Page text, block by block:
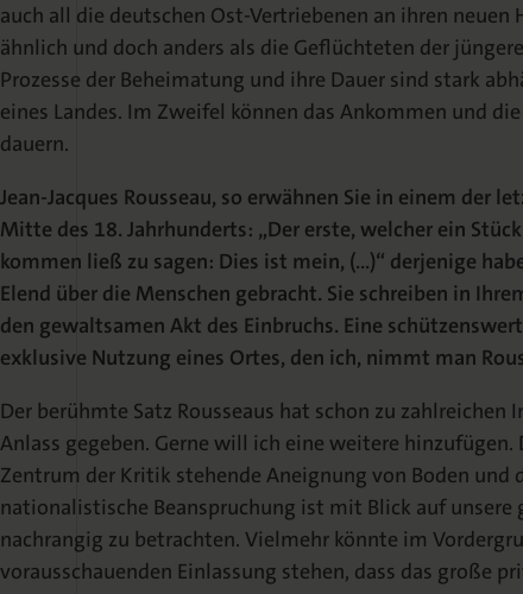
auch all die deutschen Ost-Vertriebenen an ihren
ähnlich und doch anders als die Geflüchteten der
Prozesse der Beheimatung und ihre Dauer sind stark
eines Landes. Im Zweifel können das Ankommen und
dauern.
Jean-Jacques Rousseau, so erwähnen Sie in einem der
Mitte des 18. Jahrhunderts: „Der erste, welcher ein
kommen ließ zu sagen: Dies ist mein, (…)“ derjenige
Elend über die Menschen gebracht. Sie schreiben in
den gewaltsamen Akt des Einbruchs. Eine
exklusive Nutzung eines Ortes, den ich, nimmt man
Der berühmte Satz Rousseaus hat schon zu
Anlass gegeben. Gerne will ich eine weitere
Zentrum der Kritik stehende Aneignung von Boden und
nationalistische Beanspruchung ist mit Blick auf
nachrangig zu betrachten. Vielmehr könnte im
vorausschauenden Einlassung stehen, dass das große